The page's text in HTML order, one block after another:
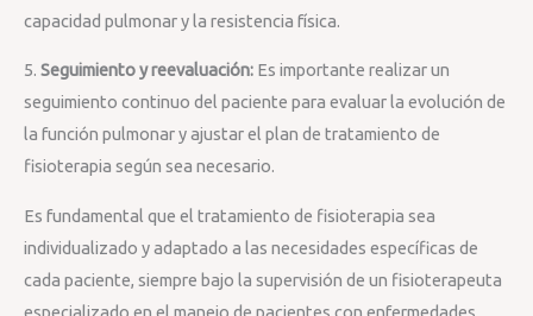
capacidad pulmonar y la resistencia física.
5. Seguimiento y reevaluación: Es importante realizar un
seguimiento continuo del paciente para evaluar la evolución de
la función pulmonar y ajustar el plan de tratamiento de
fisioterapia según sea necesario.
Es fundamental que el tratamiento de fisioterapia sea
individualizado y adaptado a las necesidades específicas de
cada paciente, siempre bajo la supervisión de un fisioterapeuta
especializado en el manejo de pacientes con enfermedades